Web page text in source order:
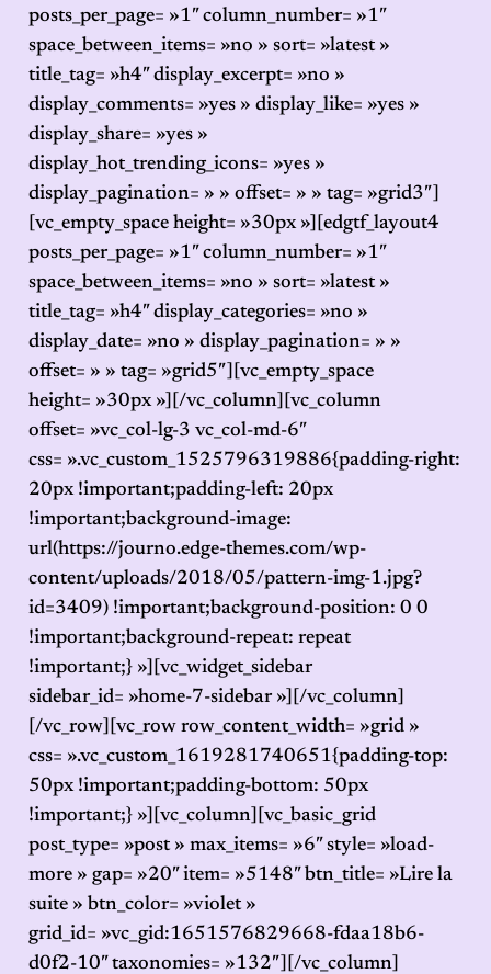
posts_per_page= »1″ column_number= »1″
space_between_items= »no » sort= »latest »
title_tag= »h4″ display_excerpt= »no »
display_comments= »yes » display_like= »yes »
display_share= »yes »
display_hot_trending_icons= »yes »
display_pagination= » » offset= » » tag= »grid3″]
[vc_empty_space height= »30px »][edgtf_layout4
posts_per_page= »1″ column_number= »1″
space_between_items= »no » sort= »latest »
title_tag= »h4″ display_categories= »no »
display_date= »no » display_pagination= » »
offset= » » tag= »grid5″][vc_empty_space
height= »30px »][/vc_column][vc_column
offset= »vc_col-lg-3 vc_col-md-6″
css= ».vc_custom_1525796319886{padding-right:
20px !important;padding-left: 20px
!important;background-image:
url(https://journo.edge-themes.com/wp-
content/uploads/2018/05/pattern-img-1.jpg?
id=3409) !important;background-position: 0 0
!important;background-repeat: repeat
!important;} »][vc_widget_sidebar
sidebar_id= »home-7-sidebar »][/vc_column]
[/vc_row][vc_row row_content_width= »grid »
css= ».vc_custom_1619281740651{padding-top:
50px !important;padding-bottom: 50px
!important;} »][vc_column][vc_basic_grid
post_type= »post » max_items= »6″ style= »load-
more » gap= »20″ item= »5148″ btn_title= »Lire la
suite » btn_color= »violet »
grid_id= »vc_gid:1651576829668-fdaa18b6-
d0f2-10″ taxonomies= »132″][/vc_column]